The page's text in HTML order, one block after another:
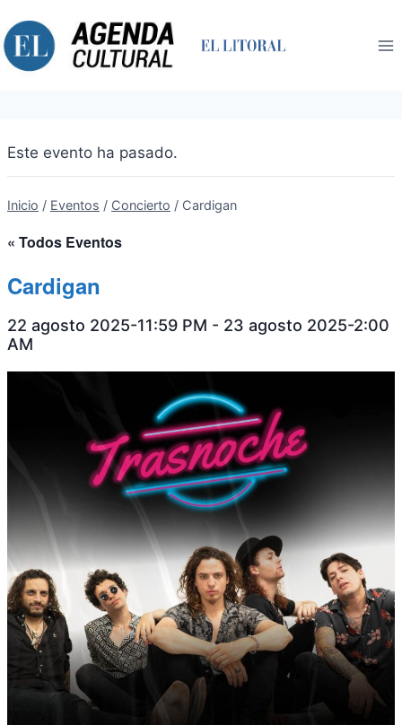
al
contenido
Este evento ha pasado.
Inicio / Eventos / Concierto / Cardigan
« Todos Eventos
Cardigan
22 agosto 2025-11:59 PM - 23 agosto 2025-2:00
AM